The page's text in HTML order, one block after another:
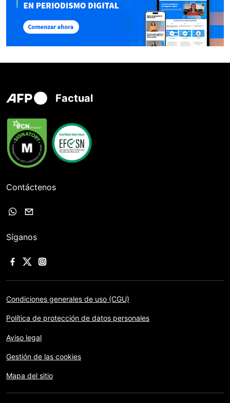
Factual
Contáctenos
Síganos
Condiciones generales de uso (CGU)
Política de protección de datos personales
Aviso legal
Gestión de las cookies
Mapa del sitio